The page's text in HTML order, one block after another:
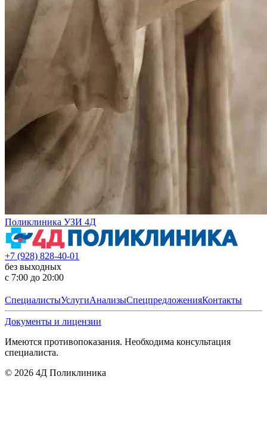
Поликлиника УЗИ 4Д
+7 (928) 828-40-01
без выходных
с 7:00 до 20:00
СпециалистыУслугиАнализыСпецпредложенияКонтакты
Документы и лицензии
Имеются противопоказания. Необходима консультация
специалиста.
© 2026 4Д Поликлиника